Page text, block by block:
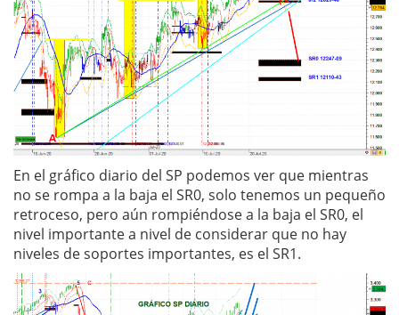
En el gráfico diario del SP podemos ver que mientras
no se rompa a la baja el SR0, solo tenemos un pequeño
retroceso, pero aún rompiéndose a la baja el SR0, el
nivel importante a nivel de considerar que no hay
niveles de soportes importantes, es el SR1.